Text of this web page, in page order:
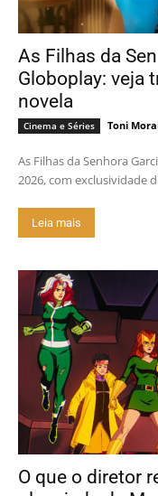
As Filhas da
Globoplay: veja
novela
Cinema e Séries Toni
As Filhas da Senhora
2026, com exclusividade
Leia mais
O que o diretor